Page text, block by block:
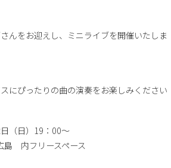
んをお迎えし、ミニライブを開催いたしま
にぴったりの曲の演奏をお楽しみください
（日）19：00～
島 内フリースペース